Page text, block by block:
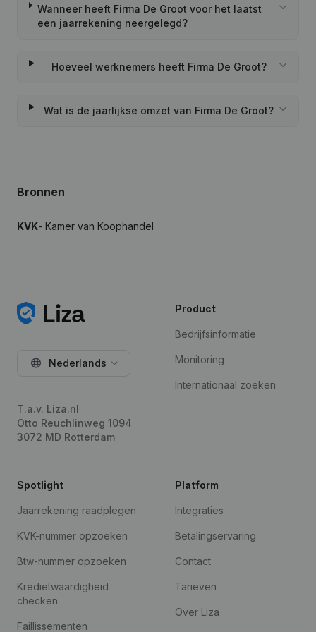
Wanneer heeft Firma De Groot voor het laatst
een jaarrekening neergelegd?
Hoeveel werknemers heeft Firma De Groot?
Wat is de jaarlijkse omzet van Firma De Groot?
Bronnen
KVK- Kamer van Koophandel
Nederlands
T.a.v. Liza.nl
Otto Reuchlinweg 1094
3072 MD Rotterdam
Product
Bedrijfsinformatie
Monitoring
Internationaal zoeken
Spotlight
Jaarrekening raadplegen
KVK-nummer opzoeken
Btw-nummer opzoeken
Kredietwaardigheid
checken
Faillissementen
Platform
Integraties
Betalingservaring
Contact
Tarieven
Over Liza